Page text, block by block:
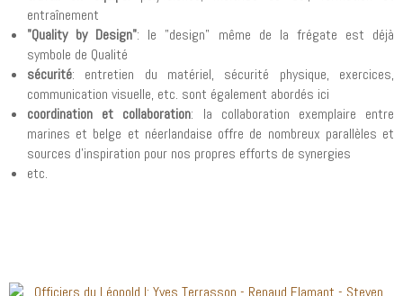
entraînement
"Quality by Design": le "design" même de la frégate est déjà
symbole de Qualité
sécurité: entretien du matériel, sécurité physique, exercices,
communication visuelle, etc. sont également abordés ici
coordination et collaboration: la collaboration exemplaire entre
marines et belge et néerlandaise offre de nombreux parallèles et
sources d'inspiration pour nos propres efforts de synergies
etc.